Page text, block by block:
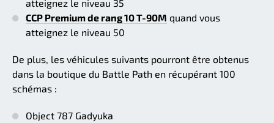
atteignez le niveau 35
CCP Premium de rang 10 T-90M quand vous
atteignez le niveau 50
De plus, les véhicules suivants pourront être obtenus
dans la boutique du Battle Path en récupérant 100
schémas :
Object 787 Gadyuka